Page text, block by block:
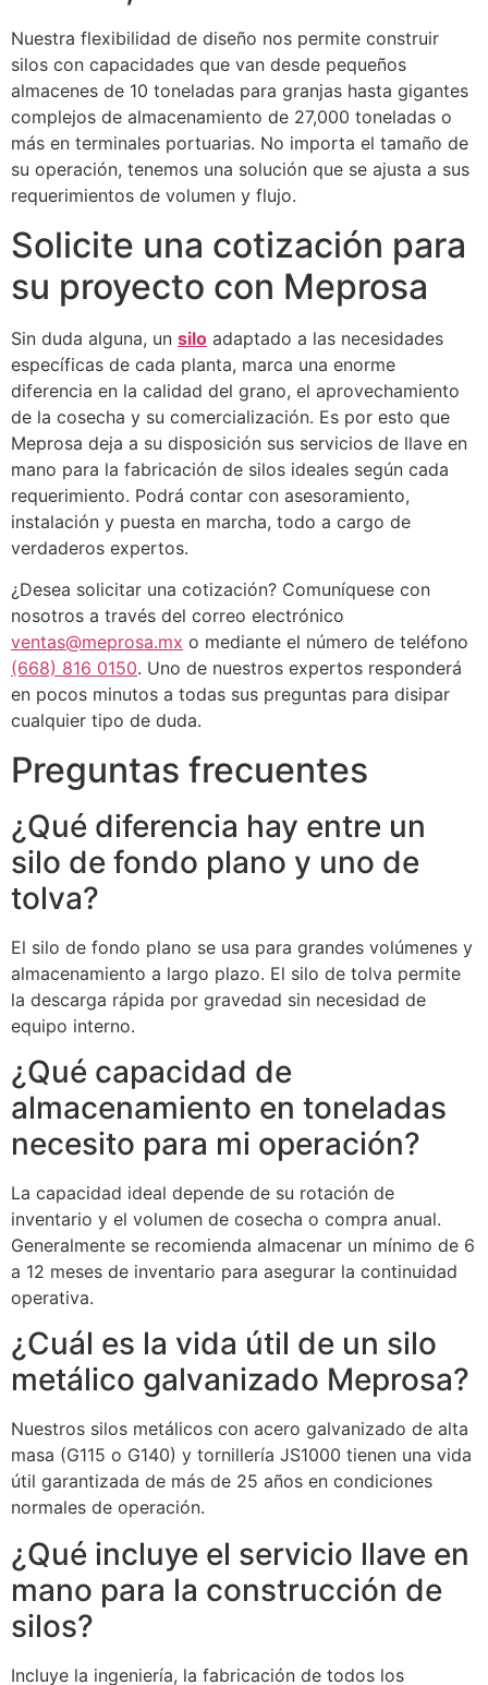
Nuestra flexibilidad de diseño nos permite construir
silos con capacidades que van desde pequeños
almacenes de 10 toneladas para granjas hasta gigantes
complejos de almacenamiento de 27,000 toneladas o
más en terminales portuarias. No importa el tamaño de
su operación, tenemos una solución que se ajusta a sus
requerimientos de volumen y flujo.
Solicite una cotización para
su proyecto con Meprosa
Sin duda alguna, un silo adaptado a las necesidades
específicas de cada planta, marca una enorme
diferencia en la calidad del grano, el aprovechamiento
de la cosecha y su comercialización. Es por esto que
Meprosa deja a su disposición sus servicios de llave en
mano para la fabricación de silos ideales según cada
requerimiento. Podrá contar con asesoramiento,
instalación y puesta en marcha, todo a cargo de
verdaderos expertos.
¿Desea solicitar una cotización? Comuníquese con
nosotros a través del correo electrónico
ventas@meprosa.mx o mediante el número de teléfono
(668) 816 0150. Uno de nuestros expertos responderá
en pocos minutos a todas sus preguntas para disipar
cualquier tipo de duda.
Preguntas frecuentes
¿Qué diferencia hay entre un
silo de fondo plano y uno de
tolva?
El silo de fondo plano se usa para grandes volúmenes y
almacenamiento a largo plazo. El silo de tolva permite
la descarga rápida por gravedad sin necesidad de
equipo interno.
¿Qué capacidad de
almacenamiento en toneladas
necesito para mi operación?
La capacidad ideal depende de su rotación de
inventario y el volumen de cosecha o compra anual.
Generalmente se recomienda almacenar un mínimo de 6
a 12 meses de inventario para asegurar la continuidad
operativa.
¿Cuál es la vida útil de un silo
metálico galvanizado Meprosa?
Nuestros silos metálicos con acero galvanizado de alta
masa (G115 o G140) y tornillería JS1000 tienen una vida
útil garantizada de más de 25 años en condiciones
normales de operación.
¿Qué incluye el servicio llave en
mano para la construcción de
silos?
Incluye la ingeniería, la fabricación de todos los